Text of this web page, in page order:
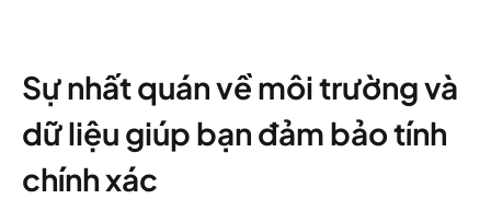
Sự nhất quán về môi trường và
dữ liệu giúp bạn đảm bảo tính
chính xác